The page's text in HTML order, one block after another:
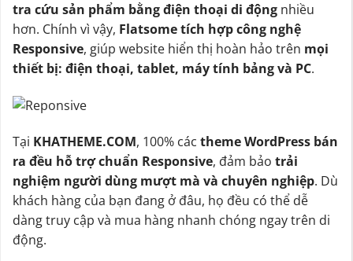
tra cứu sản phẩm bằng điện thoại di động nhiều
hơn. Chính vì vậy, Flatsome tích hợp công nghệ
Responsive, giúp website hiển thị hoàn hảo trên mọi
thiết bị: điện thoại, tablet, máy tính bảng và PC.
Tại KHATHEME.COM, 100% các theme WordPress bán
ra đều hỗ trợ chuẩn Responsive, đảm bảo trải
nghiệm người dùng mượt mà và chuyên nghiệp. Dù
khách hàng của bạn đang ở đâu, họ đều có thể dễ
dàng truy cập và mua hàng nhanh chóng ngay trên di
động.